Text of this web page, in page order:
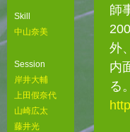
Skill
中山奈美
Session
岸井大輔
上田假奈代
山崎広太
藤井光
師
外
内
る